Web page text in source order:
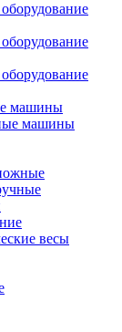
машины
машины
весы